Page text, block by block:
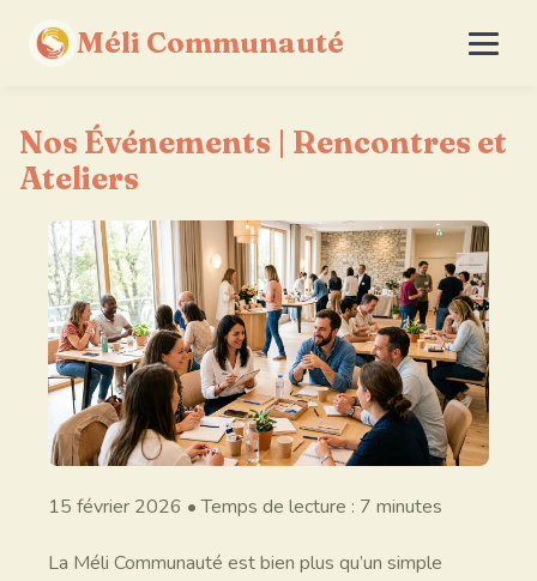
Méli Communauté
Nos Événements | Rencontres et
Ateliers
15 février 2026 • Temps de lecture : 7 minutes
La Méli Communauté est bien plus qu’un simple